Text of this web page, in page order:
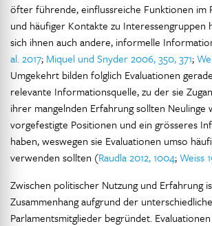
öfter führende, einflussreiche Funktionen im
und häufiger Kontakte zu Interessengruppen
sich ihnen auch andere, informelle
al. 2017; Miquel und Snyder 2006, 350, 371;
Umgekehrt bilden folglich Evaluationen
relevante Informationsquelle, zu der sie
ihrer mangelnden Erfahrung sollten Neulinge
vorgefestigte Positionen und ein grösseres
haben, weswegen sie Evaluationen umso
verwenden sollten (Raudla 2012, 1004;Weiss
Zwischen politischer Nutzung und Erfahrung
Zusammenhang aufgrund der
Parlamentsmitglieder begründet.